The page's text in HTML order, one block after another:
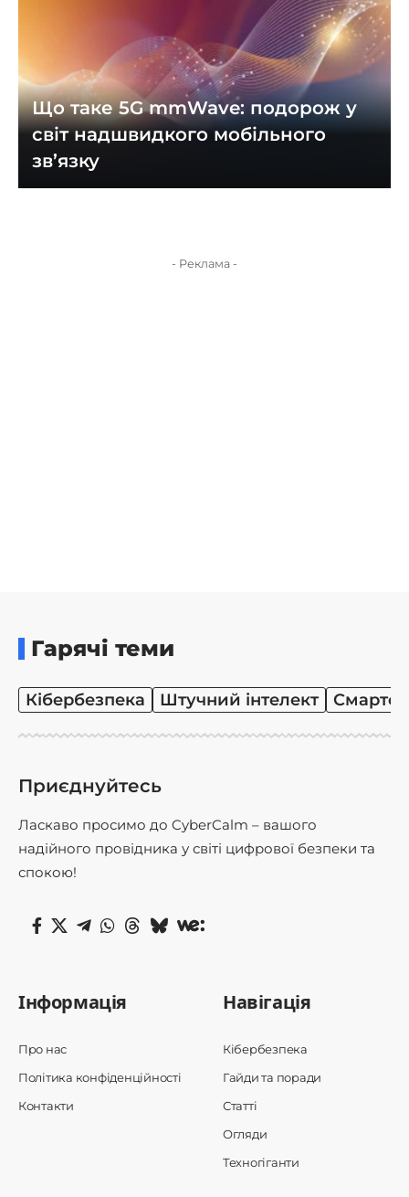
Що таке 5G mmWave: подорож у
світ надшвидкого мобільного
зв’язку
- Реклама -
Гарячі теми
Кібербезпека Штучний інтелект
Приєднуйтесь
Ласкаво просимо до CyberCalm – вашого
надійного провідника у світі цифрової безпеки та
спокою!
Інформація
Про нас
Політика конфіденційності
Контакти
Навігація
Кібербезпека
Гайди та поради
Статті
Огляди
Техногіганти